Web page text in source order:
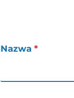
Nazwa *